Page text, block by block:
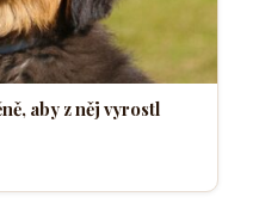
aby z něj vyrostl